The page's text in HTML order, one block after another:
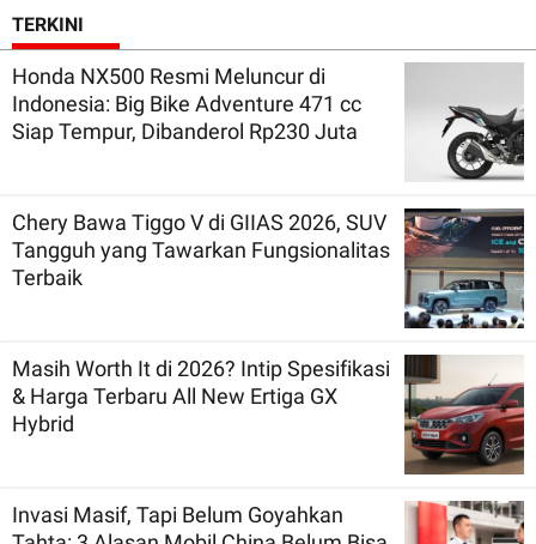
TERKINI
Honda NX500 Resmi Meluncur di
Indonesia: Big Bike Adventure 471 cc
Siap Tempur, Dibanderol Rp230 Juta
Chery Bawa Tiggo V di GIIAS 2026, SUV
Tangguh yang Tawarkan Fungsionalitas
Terbaik
Masih Worth It di 2026? Intip Spesifikasi
& Harga Terbaru All New Ertiga GX
Hybrid
Invasi Masif, Tapi Belum Goyahkan